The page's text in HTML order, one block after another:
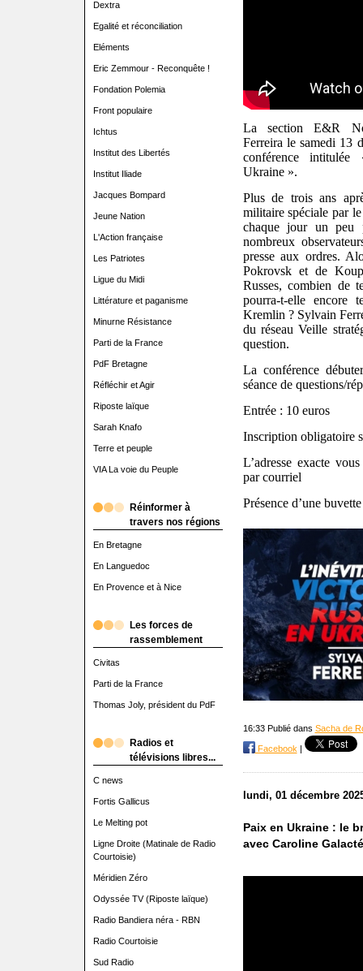
Dextra
Egalité et réconciliation
Eléments
Eric Zemmour - Reconquête !
Fondation Polemia
Front populaire
Ichtus
Institut des Libertés
Institut Iliade
Jacques Bompard
Jeune Nation
L'Action française
Les Patriotes
Ligue du Midi
Littérature et paganisme
Minurne Résistance
Parti de la France
PdF Bretagne
Réfléchir et Agir
Riposte laïque
Sarah Knafo
Terre et peuple
VIA La voie du Peuple
Réinformer à
travers nos régions
En Bretagne
En Languedoc
En Provence et à Nice
Les forces de
rassemblement
Civitas
Parti de la France
Thomas Joly, président du PdF
Radios et
télévisions libres...
C news
Fortis Gallicus
Le Melting pot
Ligne Droite (Matinale de Radio
Courtoisie)
Méridien Zéro
Odyssée TV (Riposte laïque)
Radio Bandiera néra - RBN
Radio Courtoisie
Sud Radio
La section E&R
Ferreira le samedi 13
conférence
Ukraine ».
Plus de trois ans
militaire spéciale par
chaque jour un peu
nombreux
presse aux ordres.
Pokrovsk et de
Russes, combien de
pourra-t-elle encore
Kremlin ? Sylvain
du réseau Veille
question.
La conférence
séance de questions/
Entrée : 10 euros
Inscription obligatoire
L’adresse exacte
par courriel
Présence d’une
16:33 Publié dans Sacha de
Facebook |
lundi, 01 décembre
Paix en Ukraine : le
avec Caroline